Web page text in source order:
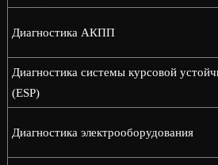
Диагностика АКПП
Диагностика системы курсовой
(ESP)
Диагностика электрооборудования